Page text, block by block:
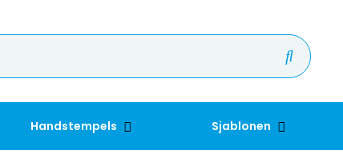
Handstempels Sjablonen